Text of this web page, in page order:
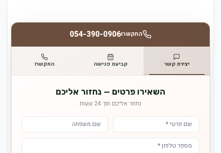
התקשרו054-390-0906
יצירת קשר קביעת פגישה התקשרו
השאירו פרטים — נחזור אליכם
נחזור אליכם תוך 24 שעות